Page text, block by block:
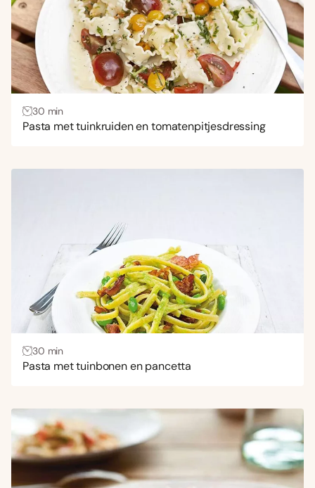
30 min
Pasta met tuinkruiden en tomatenpitjesdressing
30 min
Pasta met tuinbonen en pancetta